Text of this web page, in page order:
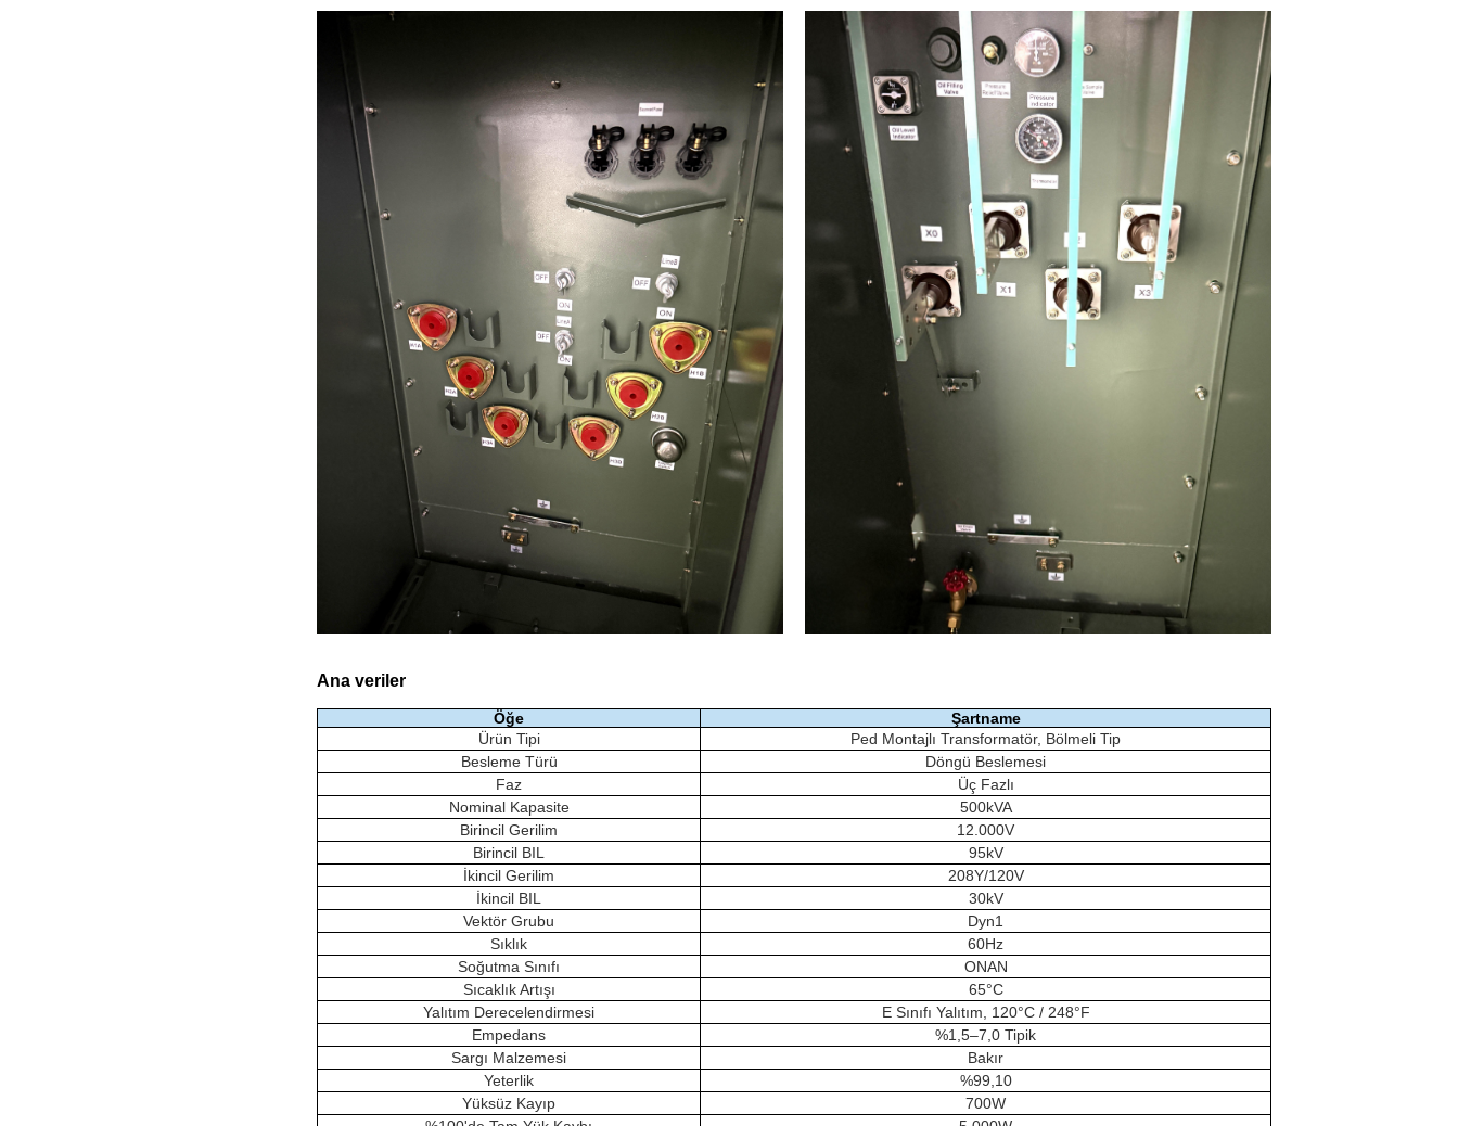
Ana veriler
Öğe
Şartname
Ürün Tipi
Ped Montajlı Transformatör, Bölmeli Tip
Besleme Türü
Döngü Beslemesi
Faz
Üç Fazlı
Nominal Kapasite
500kVA
Birincil Gerilim
12.000V
Birincil BIL
95kV
İkincil Gerilim
208Y/120V
İkincil BIL
30kV
Vektör Grubu
Dyn1
Sıklık
60Hz
Soğutma Sınıfı
ONAN
Sıcaklık Artışı
65°C
Yalıtım Derecelendirmesi
E Sınıfı Yalıtım, 120°C / 248°F
Empedans
%1,5–7,0 Tipik
Sargı Malzemesi
Bakır
Yeterlik
%99,10
Yüksüz Kayıp
700W